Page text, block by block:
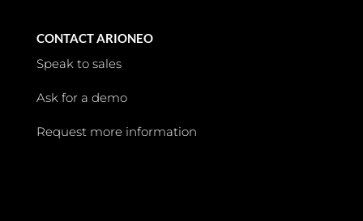
CONTACT ARIONEO
Speak to sales
Ask for a demo
Request more information